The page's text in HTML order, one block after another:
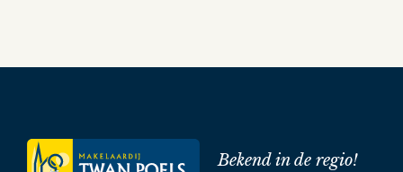
Bekend in de regio!